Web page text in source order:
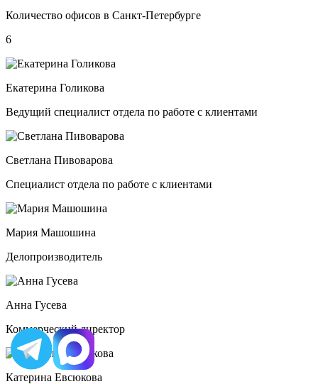
Количество офисов в Санкт-Петербурге
6
Екатерина Голикова
Ведущий специалист отдела по работе с клиентами
Светлана Пивоварова
Специалист отдела по работе с клиентами
Мария Машошина
Делопроизводитель
Анна Гусева
Коммерческий директор
Катерина Евсюкова